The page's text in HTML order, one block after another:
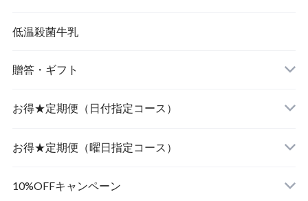
低温殺菌牛乳
贈答・ギフト
飲むヨーグルト
食べるヨーグルト
お得★定期便（日付指定コース）
飲むヨーグルト
食べるヨーグルト
お得★定期便（曜日指定コース）
飲むヨーグルト
10%OFFキャンペーン